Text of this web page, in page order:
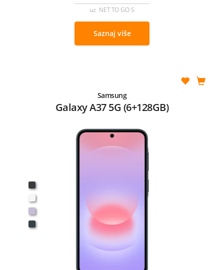
uz NET TO GO S
Saznaj više
Samsung
Galaxy A37 5G (6+128GB)